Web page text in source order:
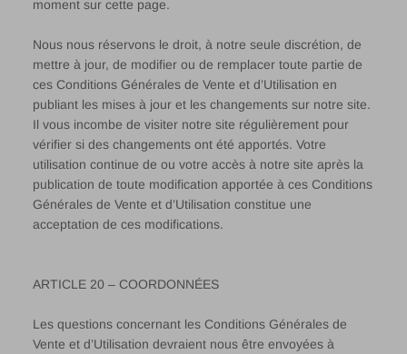
moment sur cette page.
Nous nous réservons le droit, à notre seule discrétion, de
mettre à jour, de modifier ou de remplacer toute partie de
ces Conditions Générales de Vente et d’Utilisation en
publiant les mises à jour et les changements sur notre site.
Il vous incombe de visiter notre site régulièrement pour
vérifier si des changements ont été apportés. Votre
utilisation continue de ou votre accès à notre site après la
publication de toute modification apportée à ces Conditions
Générales de Vente et d’Utilisation constitue une
acceptation de ces modifications.
ARTICLE 20 – COORDONNÉES
Les questions concernant les Conditions Générales de
Vente et d’Utilisation devraient nous être envoyées à